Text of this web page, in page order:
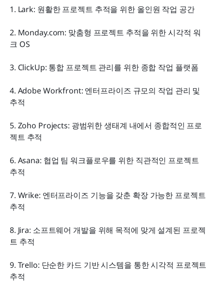
1. Lark: 원활한 프로젝트 추적을 위한 올인원 작업 공간
2. Monday.com: 맞춤형 프로젝트 추적을 위한 시각적 워
크 OS
3. ClickUp: 통합 프로젝트 관리를 위한 종합 작업 플랫폼
4. Adobe Workfront: 엔터프라이즈 규모의 작업 관리 및
추적
5. Zoho Projects: 광범위한 생태계 내에서 종합적인 프로
젝트 추적
6. Asana: 협업 팀 워크플로우를 위한 직관적인 프로젝트
추적
7. Wrike: 엔터프라이즈 기능을 갖춘 확장 가능한 프로젝트
추적
8. Jira: 소프트웨어 개발을 위해 목적에 맞게 설계된 프로젝
트 추적
9. Trello: 단순한 카드 기반 시스템을 통한 시각적 프로젝트
추적